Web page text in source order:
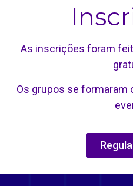
As inscrições foram
Os grupos se formaram